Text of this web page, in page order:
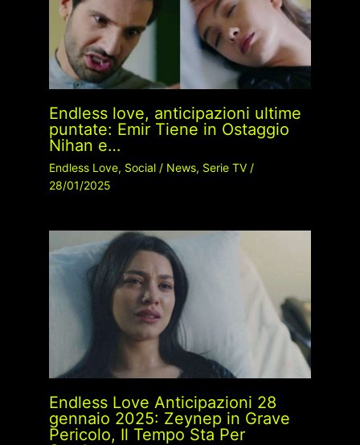
Endless love, anticipazioni ultime
puntate: Emir Tiene in Ostaggio
Nihan e…
Endless Love, Social/ News, Serie TV/
28/01/2025
Endless Love Anticipazioni 28
gennaio 2025: Zeynep in Grave
Pericolo, Il Tempo Sta Per